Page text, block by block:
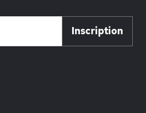
Inscription